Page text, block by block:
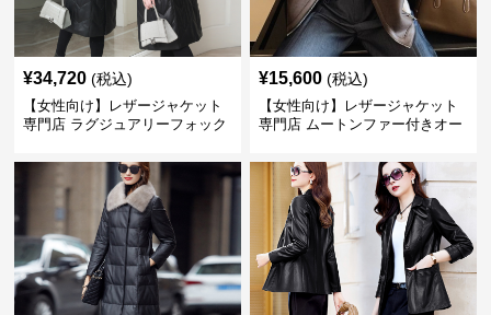
¥34,720 (税込)
【女性向け】レザージャケット
専門店 ラグジュアリーフォック
¥15,600 (税込)
【女性向け】レザージャケット
専門店 ムートンファー付きオー